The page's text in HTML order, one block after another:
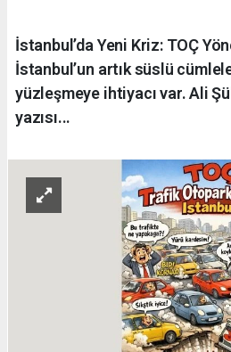
İstanbul’da Yeni Kriz: TOÇ
İstanbul’un artık süslü
yüzleşmeye ihtiyacı var. Ali
yazısı...